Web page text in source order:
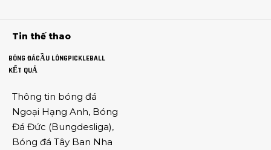
Tin thế thao
BÓNG ĐÁCẦU LÔNGPICKLEBALL
KẾT QUẢ
Thông tin bóng đá
Ngoại Hạng Anh, Bóng
Đá Đức (Bungdesliga),
Bóng đá Tây Ban Nha